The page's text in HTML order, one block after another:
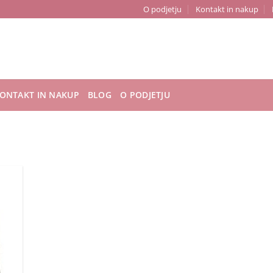
O podjetju Kontakt in nakup
IN NAKUP BLOG O PODJETJU